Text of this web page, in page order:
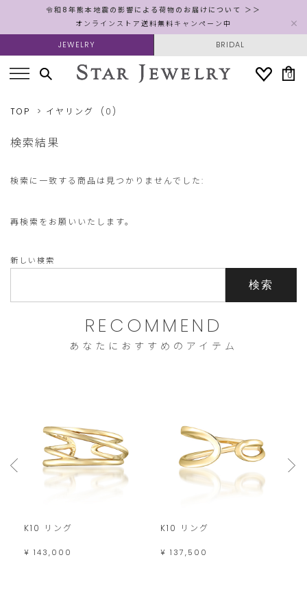
令和8年熊本地震の影響による荷物のお届けについて ＞＞
オンラインストア送料無料キャンペーン中
JEWELRY BRIDAL
0
TOP イヤリング (0)
検索結果
検索に一致する商品は見つかりませんでした:
再検索をお願いいたします。
新しい検索
検索
RECOMMEND
あなたにおすすめのアイテム
K10 リング
¥ 143,000
K10 リング
¥ 137,500